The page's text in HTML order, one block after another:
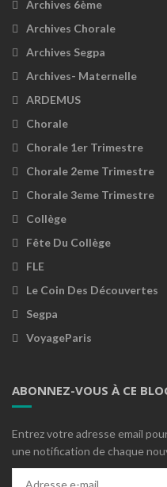
Archives 6ème
Archives Chorale
Archives Segpa
Archives- Maternelle
ARDEMUS
Chorale
Chorale 1er Trimestre
Chorale 2eme Trimestre
Chorale 3eme Trimestre
Collège
Fête Du Collège
FLE
Le Coin Des Découvertes
Segpa
VoyageParis
ABONNEZ-VOUS À CE
Entrez votre adresse email
une notification de chaque